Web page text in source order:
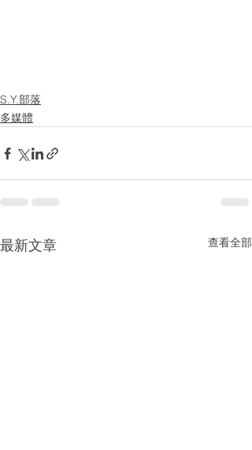
S.Y.部落
多媒體
最新文章 查看全部